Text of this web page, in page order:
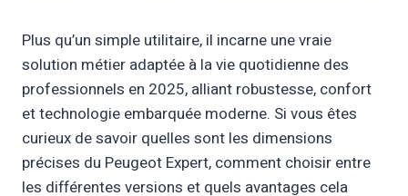
Plus qu’un simple utilitaire, il incarne une vraie
solution métier adaptée à la vie quotidienne des
professionnels en 2025, alliant robustesse, confort
et technologie embarquée moderne. Si vous êtes
curieux de savoir quelles sont les dimensions
précises du Peugeot Expert, comment choisir entre
les différentes versions et quels avantages cela